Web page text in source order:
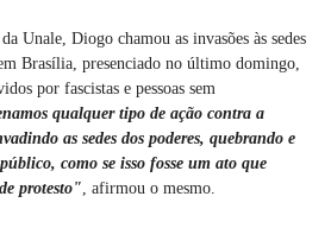
Unale, Diogo chamou as invasões às sedes
Brasília, presenciado no último domingo,
por fascistas e pessoas sem
qualquer tipo de ação contra a
as sedes dos poderes, quebrando e
como se isso fosse um ato que
protesto", afirmou o mesmo.